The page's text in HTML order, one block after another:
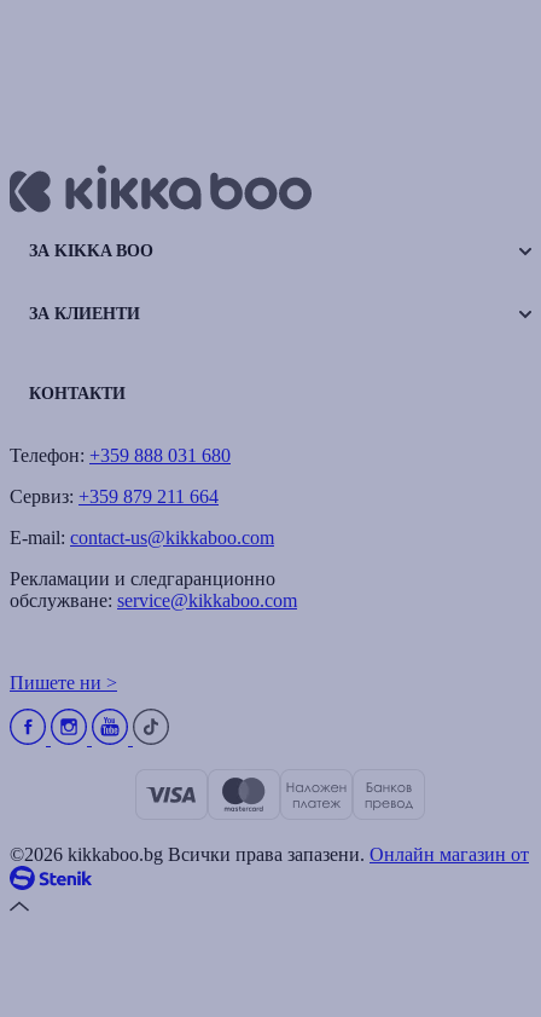
ЗА KIKKA BOO
ЗА КЛИЕНТИ
КОНТАКТИ
Телефон: +359 888 031 680
Сервиз: +359 879 211 664
E-mail: contact-us@kikkaboo.com
Рекламации и следгаранционно
обслужване: service@kikkaboo.com
Пишете ни >
©2026 kikkaboo.bg Всички права запазени. Онлайн магазин от